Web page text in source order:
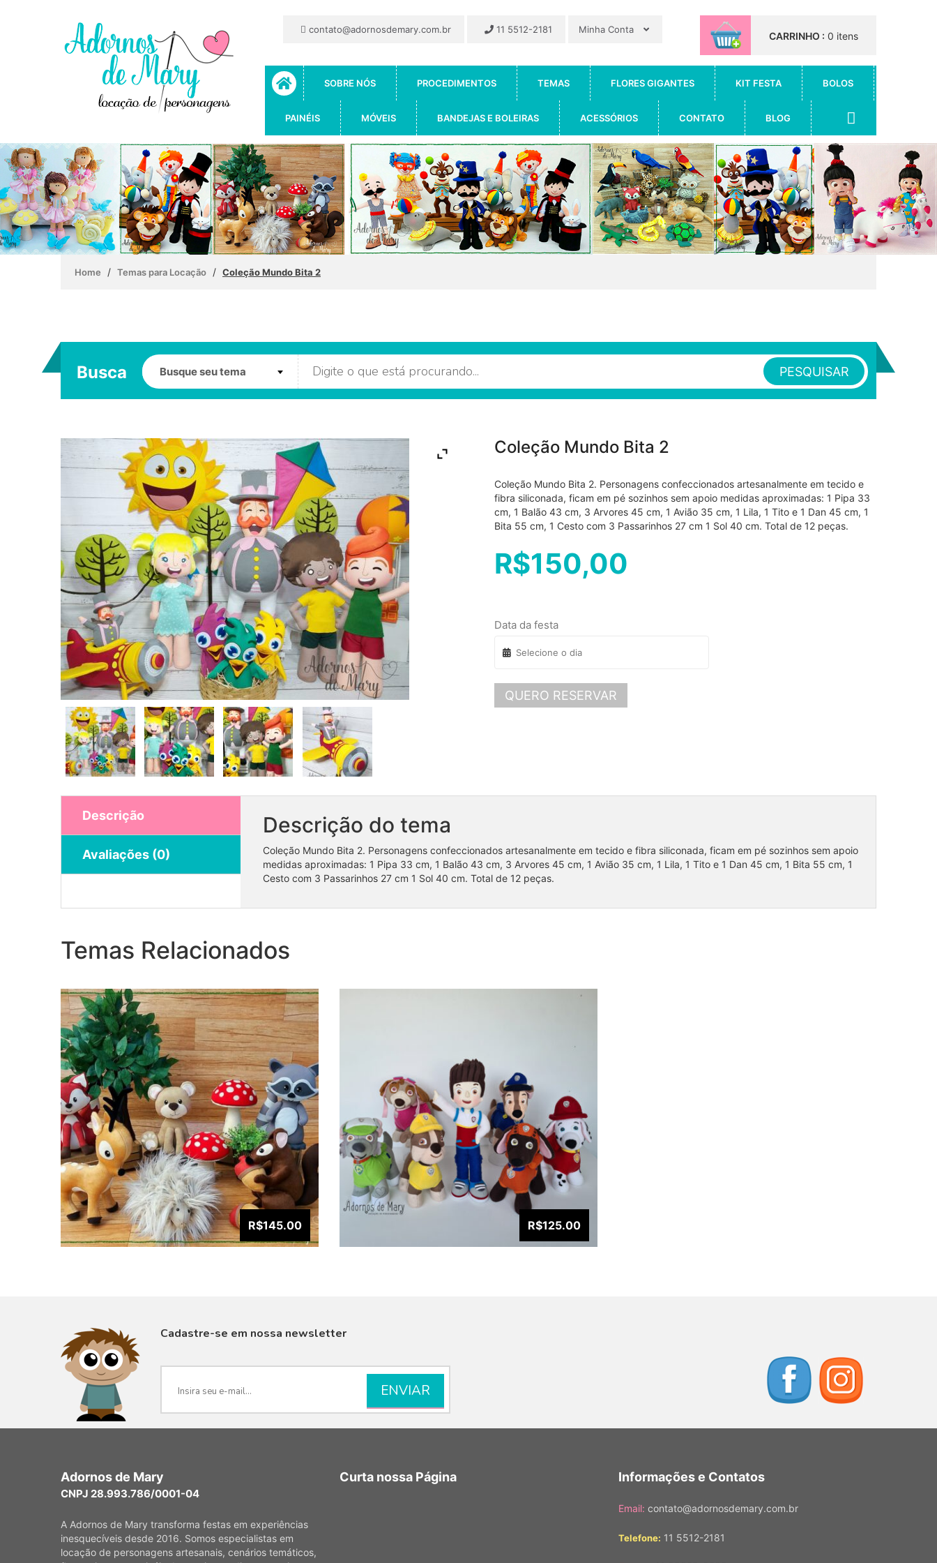
CARRINHO : 0 itens
contato@adornosdemary.com.br 11 5512-2181 Minha Conta
SOBRE NÓS PROCEDIMENTOS TEMAS FLORES GIGANTES KIT FESTA BOLOS
PAINÉIS MÓVEIS BANDEJAS E BOLEIRAS ACESSÓRIOS CONTATO BLOG
Home / Temas para Locação / Coleção Mundo Bita 2
Busca PESQUISAR
Coleção Mundo Bita 2
Coleção Mundo Bita 2. Personagens confeccionados artesanalmente em tecido e
fibra siliconada, ficam em pé sozinhos sem apoio medidas aproximadas: 1 Pipa 33
cm, 1 Balão 43 cm, 3 Arvores 45 cm, 1 Avião 35 cm, 1 Lila, 1 Tito e 1 Dan 45 cm, 1
Bita 55 cm, 1 Cesto com 3 Passarinhos 27 cm 1 Sol 40 cm. Total de 12 peças.
R$150,00
Data da festa
QUERO RESERVAR
Descrição
Avaliações (0)
Descrição do tema
Coleção Mundo Bita 2. Personagens confeccionados artesanalmente em tecido e fibra siliconada, ficam em pé sozinhos sem apoio
medidas aproximadas: 1 Pipa 33 cm, 1 Balão 43 cm, 3 Arvores 45 cm, 1 Avião 35 cm, 1 Lila, 1 Tito e 1 Dan 45 cm, 1 Bita 55 cm, 1
Cesto com 3 Passarinhos 27 cm 1 Sol 40 cm. Total de 12 peças.
Temas Relacionados
R$145.00
VISUALIZAR
R$125.00
VISUALIZAR
Cadastre-se em nossa newsletter
Adornos de Mary
CNPJ 28.993.786/0001-04
A Adornos de Mary transforma festas em experiências
inesquecíveis desde 2016. Somos especialistas em
locação de personagens artesanais, cenários temáticos,
Curta nossa Página Informações e Contatos
Email: contato@adornosdemary.com.br
Telefone: 11 5512-2181